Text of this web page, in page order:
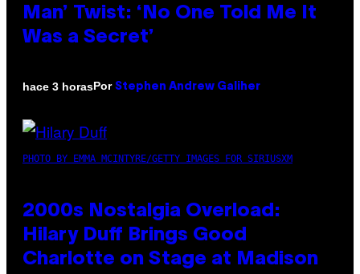
Man’ Twist: ‘No One Told Me It
Was a Secret’
hace 3 horasPor Stephen Andrew Galiher
PHOTO BY EMMA MCINTYRE/GETTY IMAGES FOR SIRIUSXM
2000s Nostalgia Overload:
Hilary Duff Brings Good
Charlotte on Stage at Madison